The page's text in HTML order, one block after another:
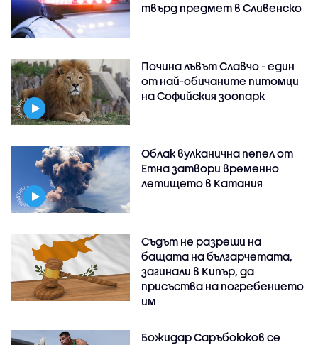
твърд предмет в Сливенско
Почина лъвът Славчо - един
от най-обичаните питомци
на Софийския зоопарк
Облак вулканична пепел от
Етна затвори временно
летището в Катания
Съдът не разреши на
бащата на българчетата,
загинали в Кипър, да
присъства на погребението
им
Божидар Саръбоюков се